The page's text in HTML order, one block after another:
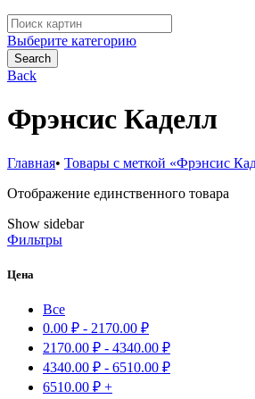
Search
for:
Выберите категорию
Search
Back
Фрэнсис Каделл
Главная• Товары с меткой «Фрэнсис
Отображение единственного товара
Show sidebar
Фильтры
Цена
Все
0.00 ₽ - 2170.00 ₽
2170.00 ₽ - 4340.00 ₽
4340.00 ₽ - 6510.00 ₽
6510.00 ₽ +